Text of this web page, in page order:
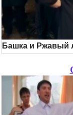
Башка и Ржавый